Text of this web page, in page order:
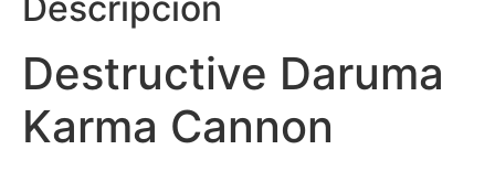
Destructive Daruma
Karma Cannon